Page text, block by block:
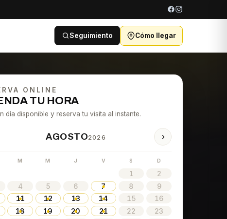
Seguimiento Cómo llegar
ONLINE
TU HORA
día disponible y reserva tu visita al instante.
AGOSTO2026 ›
M M J V S D
1
2
4 5 6 7 8
9
11 12 13 14 15
16
18 19 20 21 22
23